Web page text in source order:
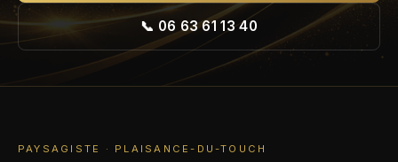
📞 06 63 61 13 40
PAYSAGISTE · PLAISANCE-DU-TOUCH